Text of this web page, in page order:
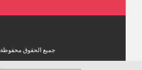
جميع الحقوق محفوظة